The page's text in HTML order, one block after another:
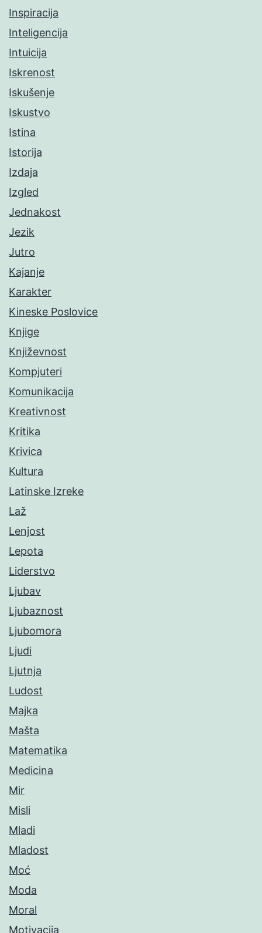
Inspiracija
Inteligencija
Intuicija
Iskrenost
Iskušenje
Iskustvo
Istina
Istorija
Izdaja
Izgled
Jednakost
Jezik
Jutro
Kajanje
Karakter
Kineske Poslovice
Knjige
Književnost
Kompjuteri
Komunikacija
Kreativnost
Kritika
Krivica
Kultura
Latinske Izreke
Laž
Lenjost
Lepota
Liderstvo
Ljubav
Ljubaznost
Ljubomora
Ljudi
Ljutnja
Ludost
Majka
Mašta
Matematika
Medicina
Mir
Misli
Mladi
Mladost
Moć
Moda
Moral
Motivacija